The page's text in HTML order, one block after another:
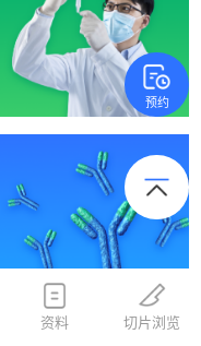
预约
资料 切片浏览